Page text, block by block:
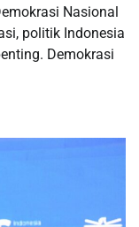
Nasional
politik Indonesia
Demokrasi